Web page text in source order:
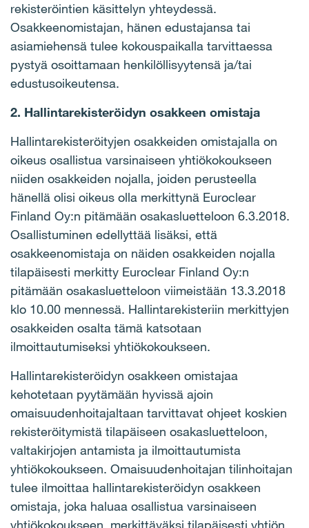
rekisteröintien käsittelyn yhteydessä.
Osakkeenomistajan, hänen edustajansa tai
asiamiehensä tulee kokouspaikalla tarvittaessa
pystyä osoittamaan henkilöllisyytensä ja/tai
edustusoikeutensa.
2. Hallintarekisteröidyn osakkeen omistaja
Hallintarekisteröityjen osakkeiden omistajalla on
oikeus osallistua varsinaiseen yhtiökokoukseen
niiden osakkeiden nojalla, joiden perusteella
hänellä olisi oikeus olla merkittynä Euroclear
Finland Oy:n pitämään osakasluetteloon 6.3.2018.
Osallistuminen edellyttää lisäksi, että
osakkeenomistaja on näiden osakkeiden nojalla
tilapäisesti merkitty Euroclear Finland Oy:n
pitämään osakasluetteloon viimeistään 13.3.2018
klo 10.00 mennessä. Hallintarekisteriin merkittyjen
osakkeiden osalta tämä katsotaan
ilmoittautumiseksi yhtiökokoukseen.
Hallintarekisteröidyn osakkeen omistajaa
kehotetaan pyytämään hyvissä ajoin
omaisuudenhoitajaltaan tarvittavat ohjeet koskien
rekisteröitymistä tilapäiseen osakasluetteloon,
valtakirjojen antamista ja ilmoittautumista
yhtiökokoukseen. Omaisuudenhoitajan tilinhoitajan
tulee ilmoittaa hallintarekisteröidyn osakkeen
omistaja, joka haluaa osallistua varsinaiseen
yhtiökokoukseen, merkittäväksi tilapäisesti yhtiön